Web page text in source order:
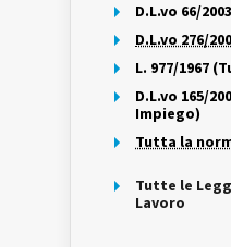
D.L.vo 66/
D.L.vo 276/
L. 977/1967
D.L.vo 165/
Impiego)
Tutta la
Tutte le
Lavoro